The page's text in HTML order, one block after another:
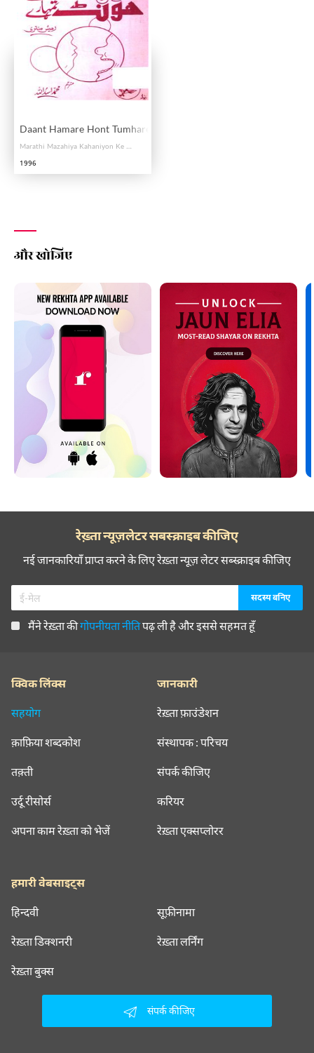
Daant Hamare Hont Tumhare
Marathi Mazahiya Kahaniyon Ke Urdu Tarajim
1996
और खोजिए
रेख़्ता न्यूज़लेटर सबस्क्राइब कीजिए
नई जानकारियाँ प्राप्त करने के लिए रेख़्ता न्यूज़ लेटर सब्स्क्राइब कीजिए
मैंने रेख़्ता कीगोपनीयता नीतिपढ़ ली है और इससे सहमत हूँ
क्विक लिंक्स
सहयोग
क़ाफ़िया शब्दकोश
तक़्ती
उर्दू रीसोर्स
अपना काम रेख़्ता को भेजें
जानकारी
रेख़्ता फ़ाउंडेशन
संस्थापक : परिचय
संपर्क कीजिए
करियर
रेख़्ता एक्सप्लोरर
हमारी वेबसाइट्स
हिन्दवी सूफ़ीनामा
रेख़्ता डिक्शनरी रेख़्ता लर्निंग
रेख़्ता बुक्स
संपर्क कीजिए